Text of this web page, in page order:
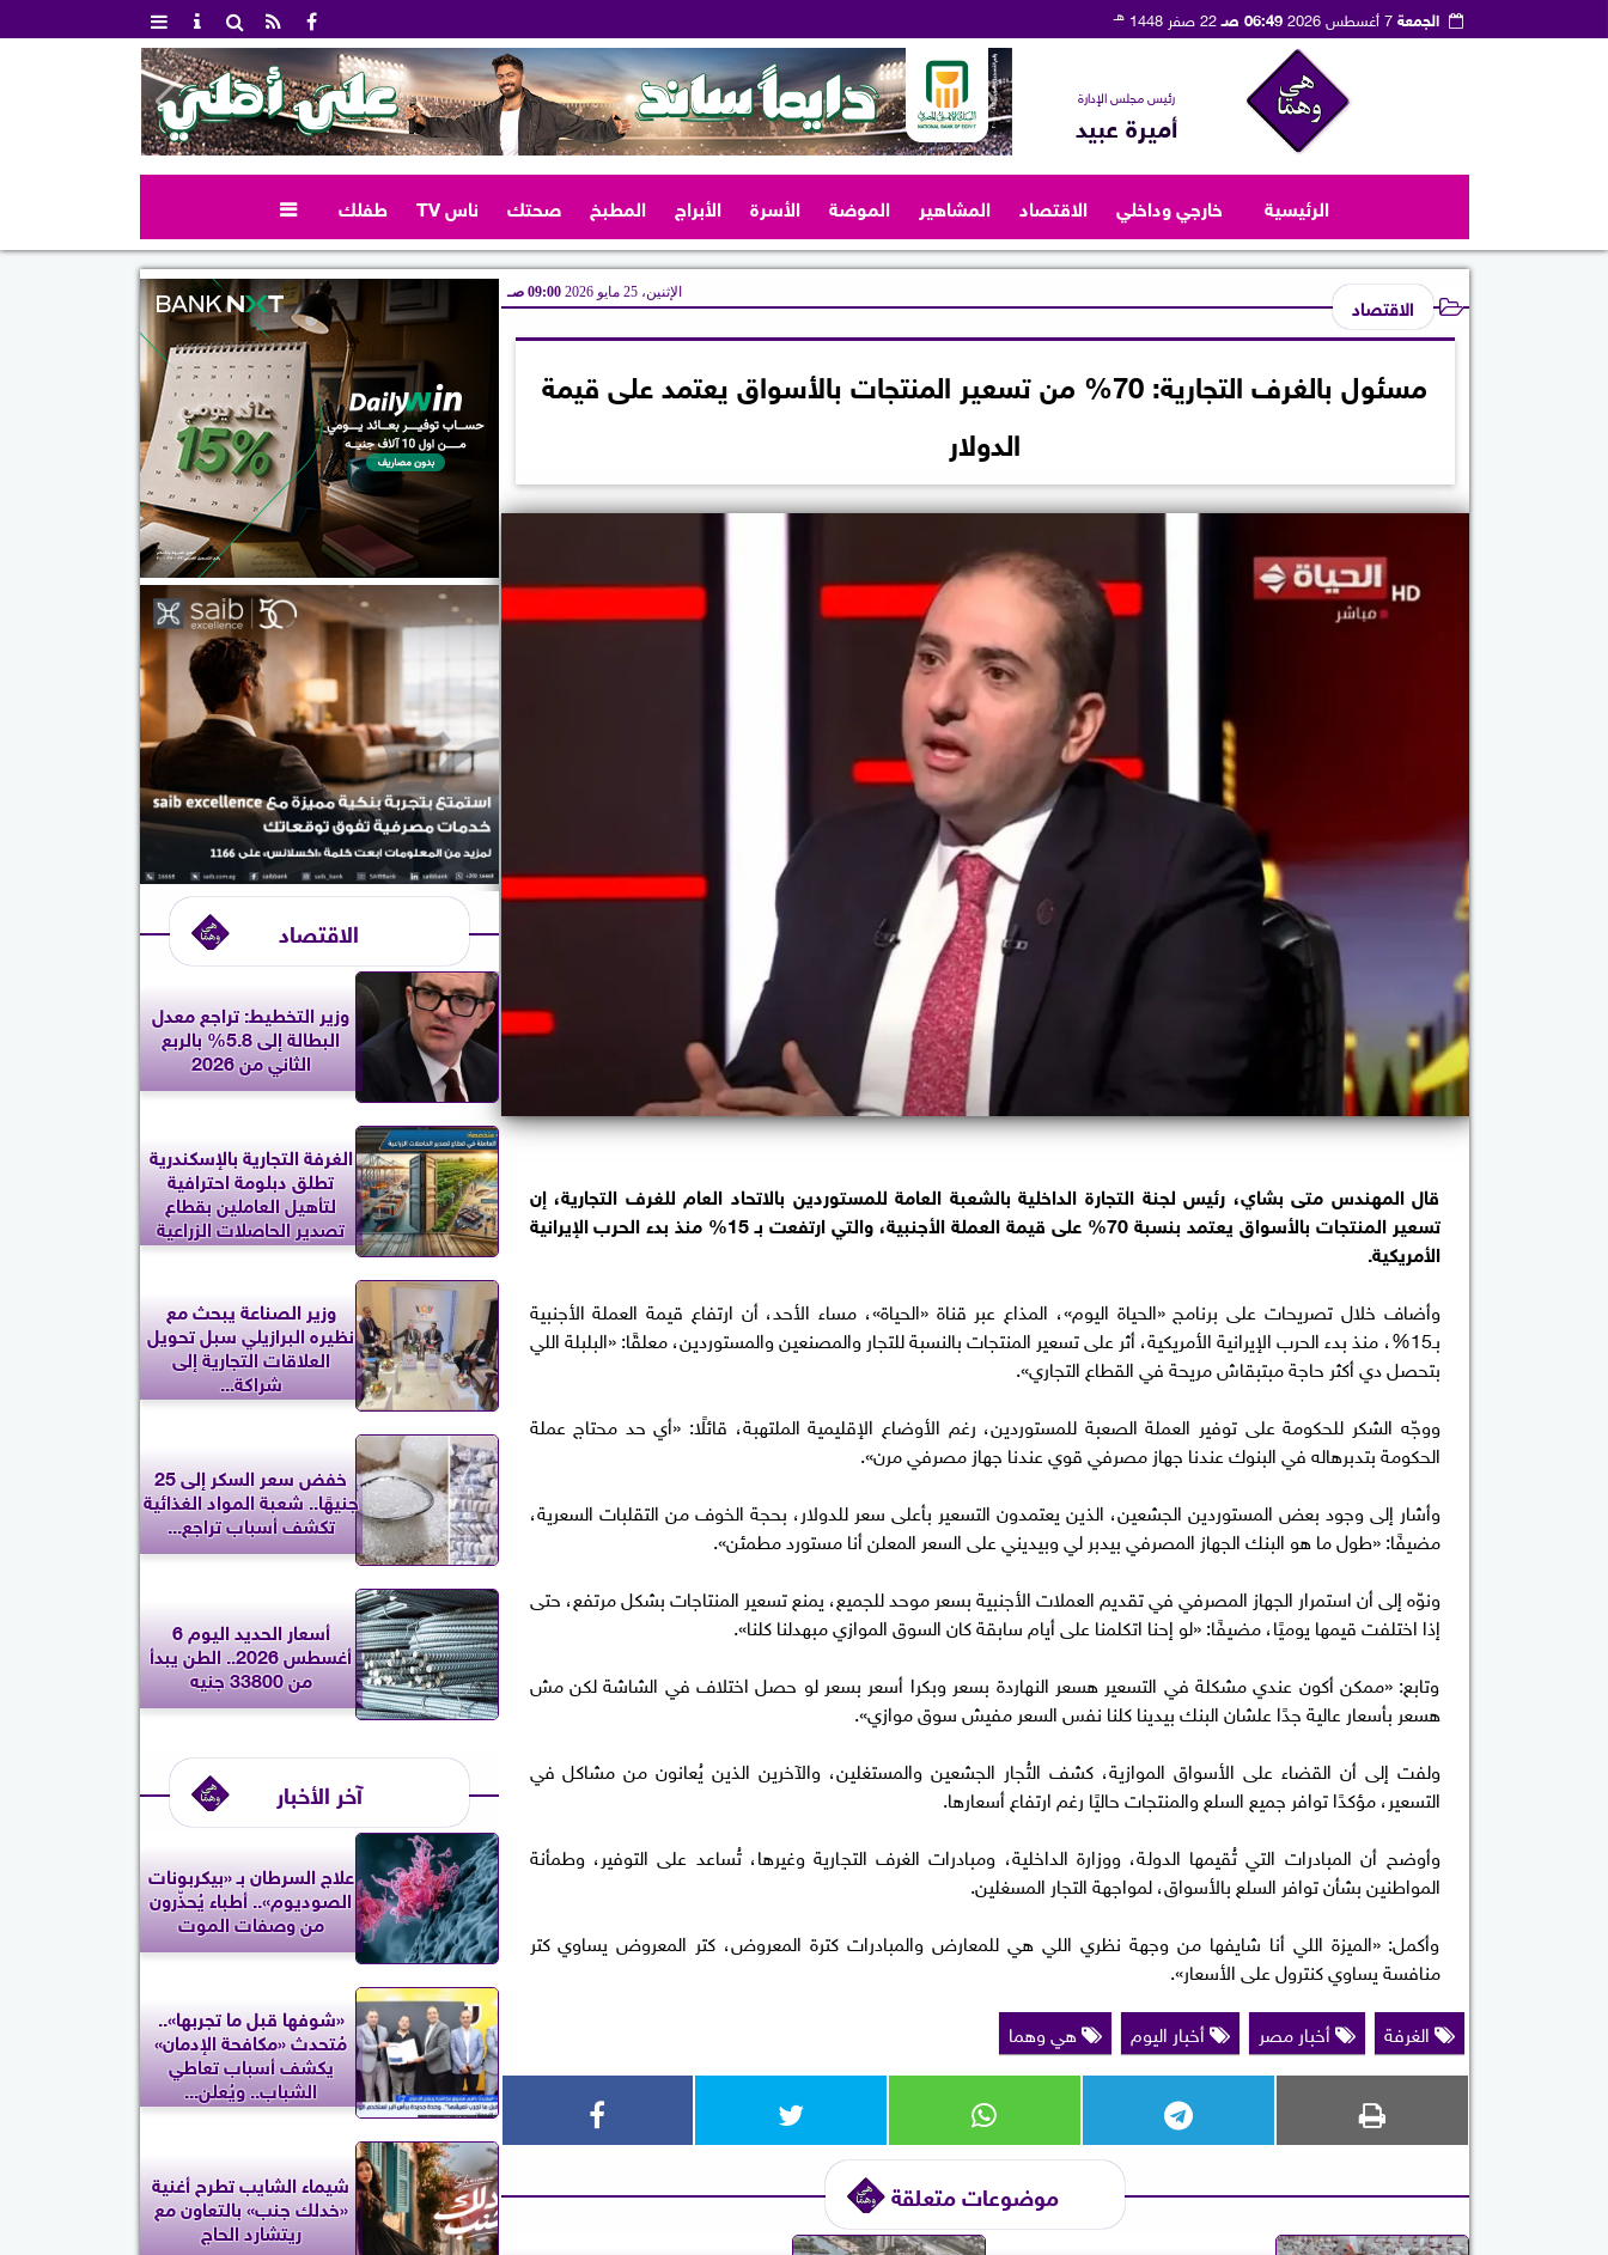
الجمعة7 أغسطس 2026 06:49 صـ 22 صفر 1448 هـ
رئيس مجلس الإدارة
أميرة عبيد
الرئيسية خارجي وداخلي الاقتصاد المشاهير الموضة الأسرة الأبراج المطبخ صحتك ناس TV طفلك 
الاقتصاد الإثنين، 25 مايو 2026 09:00 صـ
مسئول بالغرف التجارية: 70% من تسعير المنتجات بالأسواق يعتمد على قيمة
الدولار
قال المهندس متى بشاي، رئيس لجنة التجارة الداخلية بالشعبة العامة للمستوردين بالاتحاد العام للغرف التجارية، إن
تسعير المنتجات بالأسواق يعتمد بنسبة 70% على قيمة العملة الأجنبية، والتي ارتفعت بـ 15% منذ بدء الحرب الإيرانية
الأمريكية.
وأضاف خلال تصريحات على برنامج «الحياة اليوم»، المذاع عبر قناة «الحياة»، مساء الأحد، أن ارتفاع قيمة العملة الأجنبية
بـ15%، منذ بدء الحرب الإيرانية الأمريكية، أثر على تسعير المنتجات بالنسبة للتجار والمصنعين والمستوردين، معلقًا: «البلبلة اللي
بتحصل دي أكثر حاجة مبتبقاش مريحة في القطاع التجاري».
ووجّه الشكر للحكومة على توفير العملة الصعبة للمستوردين، رغم الأوضاع الإقليمية الملتهبة، قائلًا: «أي حد محتاج عملة
الحكومة بتدبرهاله في البنوك عندنا جهاز مصرفي قوي عندنا جهاز مصرفي مرن».
وأشار إلى وجود بعض المستوردين الجشعين، الذين يعتمدون التسعير بأعلى سعر للدولار، بحجة الخوف من التقلبات السعرية،
مضيفًا: «طول ما هو البنك الجهاز المصرفي بيدبر لي وبيديني على السعر المعلن أنا مستورد مطمئن».
ونوّه إلى أن استمرار الجهاز المصرفي في تقديم العملات الأجنبية بسعر موحد للجميع، يمنع تسعير المنتاجات بشكل مرتفع، حتى
إذا اختلفت قيمها يوميًا، مضيفًا: «لو إحنا اتكلمنا على أيام سابقة كان السوق الموازي مبهدلنا كلنا».
وتابع: «ممكن أكون عندي مشكلة في التسعير هسعر النهاردة بسعر وبكرا أسعر بسعر لو حصل اختلاف في الشاشة لكن مش
هسعر بأسعار عالية جدًا علشان البنك بيدينا كلنا نفس السعر مفيش سوق موازي».
ولفت إلى أن القضاء على الأسواق الموازية، كشف التُجار الجشعين والمستغلين، والآخرين الذين يُعانون من مشاكل في
التسعير، مؤكدًا توافر جميع السلع والمنتجات حاليًا رغم ارتفاع أسعارها.
وأوضح أن المبادرات التي تُقيمها الدولة، ووزارة الداخلية، ومبادرات الغرف التجارية وغيرها، تُساعد على التوفير، وطمأنة
المواطنين بشأن توافر السلع بالأسواق، لمواجهة التجار المسغلين.
وأكمل: «الميزة اللي أنا شايفها من وجهة نظري اللي هي للمعارض والمبادرات كترة المعروض، كتر المعروض يساوي كتر
منافسة يساوي كنترول على الأسعار».
الغرفة
أخبار مصر أخبار اليوم هي وهما
موضوعات متعلقة
الاقتصاد
وزير التخطيط: تراجع معدل
البطالة إلى 5.8% بالربع
الثاني من 2026
الغرفة التجارية بالإسكندرية
تطلق دبلومة احترافية
لتأهيل العاملين بقطاع
تصدير الحاصلات الزراعية
وزير الصناعة يبحث مع
نظيره البرازيلي سبل تحويل
العلاقات التجارية إلى
شراكة...
خفض سعر السكر إلى 25
جنيهًا.. شعبة المواد الغذائية
تكشف أسباب تراجع...
أسعار الحديد اليوم 6
أغسطس 2026.. الطن يبدأ
من 33800 جنيه
آخر الأخبار
علاج السرطان بـ «بيكربونات
الصوديوم».. أطباء يُحذّرون
من وصفات الموت
«شوفها قبل ما تجربها»..
مُتحدث «مكافحة الإدمان»
يكشف أسباب تعاطي
الشباب.. ويُعلن...
شيماء الشايب تطرح أغنية
«خدلك جنب» بالتعاون مع
ريتشارد الحاج